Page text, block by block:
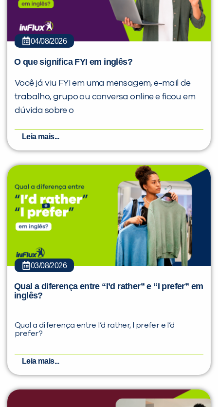
04/08/2026
O que significa FYI em inglês?
Você já viu FYI em uma mensagem, e-mail de
trabalho, grupo ou conversa online e ficou em
dúvida sobre o
Leia mais...
03/08/2026
Qual a diferença entre “I’d rather” e “I prefer” em
inglês?
Qual a diferença entre I’d rather, I prefer e I’d
prefer?
Leia mais...